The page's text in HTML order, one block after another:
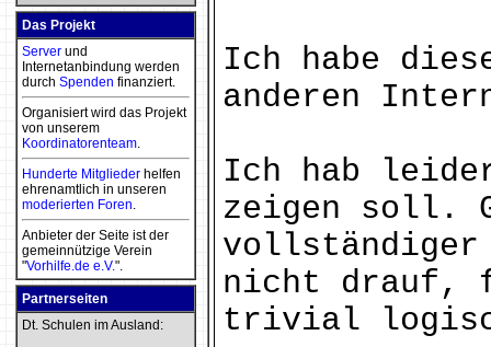
Das Projekt
Server und
Internetanbindung werden
durch Spenden finanziert.
Organisiert wird das Projekt
von unserem
Koordinatorenteam.
Hunderte Mitglieder helfen
ehrenamtlich in unseren
moderierten Foren.
Anbieter der Seite ist der
gemeinnützige Verein
"Vorhilfe.de e.V.".
Partnerseiten
Dt. Schulen im Ausland:
Ich habe
anderen
Ich hab
zeigen soll.
vollständiger
nicht drauf,
trivial